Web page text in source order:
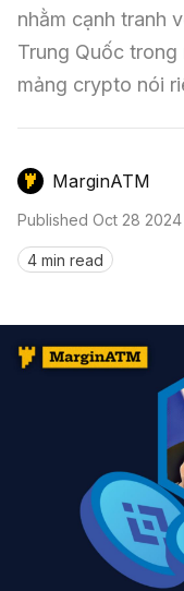
Sàn Giao
Mô Hình
GameFi
Sign in
nhằm cạnh tranh
Trung Quốc trong
mảng crypto nói
MarginATM
Published Oct 28 2024
4 min read